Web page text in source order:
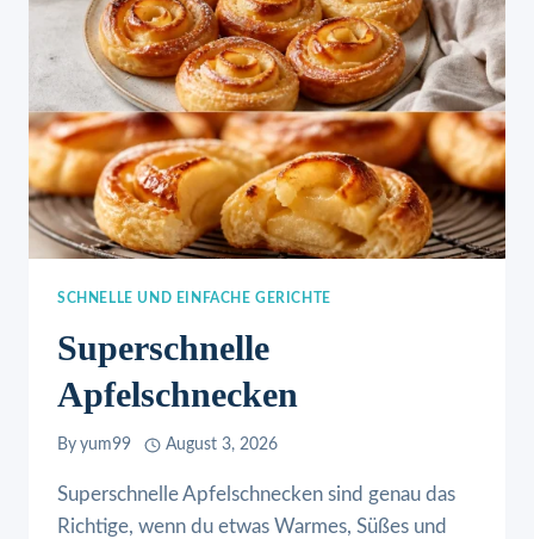
SCHNELLE UND EINFACHE GERICHTE
Superschnelle
Apfelschnecken
By yum99 August 3, 2026
Superschnelle Apfelschnecken sind genau das
Richtige, wenn du etwas Warmes, Süßes und